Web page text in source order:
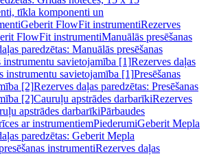
tīkla komponenti un
Geberit FlowFit instrumentiRezerves
FlowFit instrumentiManuālās presēšanas
paredzētas: Manuālās presēšanas
instrumentu savietojamība [1]Rezerves daļas
instrumentu savietojamība [1]Presēšanas
[2]Rezerves daļas paredzētas: Presēšanas
[2]Cauruļu apstrādes darbarīkiRezerves
apstrādes darbarīkiPārbaudes
ar instrumentiemPiederumiGeberit Mepla
paredzētas: Geberit Mepla
instrumentiRezerves daļas